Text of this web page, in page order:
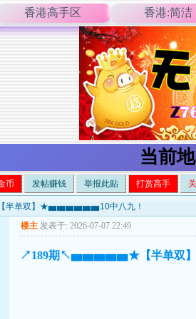
香港高手区 香港:简洁
当前
币 发帖赚钱 举报此贴 打赏高手
单双】★▅▅▅▅▅▅10中八九！
楼主 发表于: 2026-07-07 22:49
↗189期↖▅▅▅▅▅★【半单双